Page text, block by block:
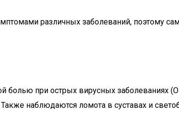
различных заболеваний, поэтому
болью при острых вирусных заболеваниях
наблюдаются ломота в суставах и